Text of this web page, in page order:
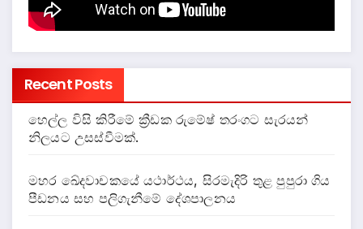
Recent Posts
හෙල්ල විසි කිරීමේ ක්‍රීඩක රුමේෂ් තරංගට සැරයන්
නිලයට උසස්වීමක්.
මහර ඛේදවාචකයේ යථාර්ථය, සිරමැදිරි තුළ පුපුරා ගිය
පීඩනය සහ පලිගැනීමේ දේශපාලනය